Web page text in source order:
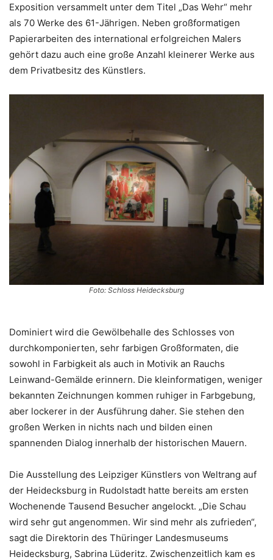
Exposition versammelt unter dem Titel „Das Wehr“ mehr
als 70 Werke des 61-Jährigen. Neben großformatigen
Papierarbeiten des international erfolgreichen Malers
gehört dazu auch eine große Anzahl kleinerer Werke aus
dem Privatbesitz des Künstlers.
Foto: Schloss Heidecksburg
Dominiert wird die Gewölbehalle des Schlosses von
durchkomponierten, sehr farbigen Großformaten, die
sowohl in Farbigkeit als auch in Motivik an Rauchs
Leinwand-Gemälde erinnern. Die kleinformatigen, weniger
bekannten Zeichnungen kommen ruhiger in Farbgebung,
aber lockerer in der Ausführung daher. Sie stehen den
großen Werken in nichts nach und bilden einen
spannenden Dialog innerhalb der historischen Mauern.
Die Ausstellung des Leipziger Künstlers von Weltrang auf
der Heidecksburg in Rudolstadt hatte bereits am ersten
Wochenende Tausend Besucher angelockt. „Die Schau
wird sehr gut angenommen. Wir sind mehr als zufrieden“,
sagt die Direktorin des Thüringer Landesmuseums
Heidecksburg, Sabrina Lüderitz. Zwischenzeitlich kam es